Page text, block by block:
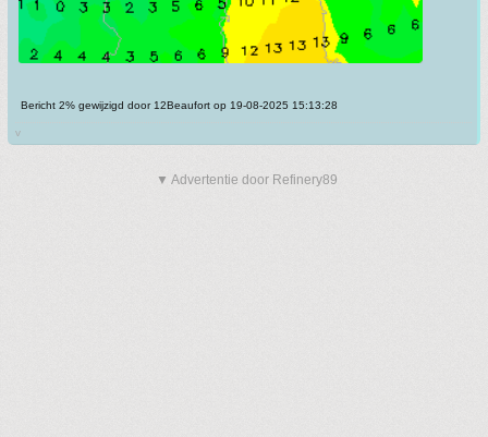
Bericht 2% gewijzigd door 12Beaufort op 19-08-2025 15:13:28
v
▼ Advertentie door Refinery89